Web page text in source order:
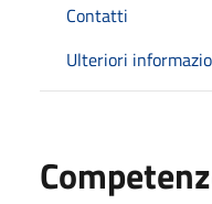
Contatti
Ulteriori